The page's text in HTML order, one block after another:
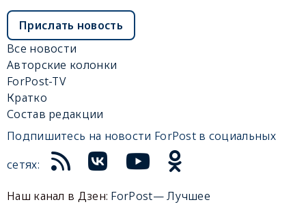
Прислать новость
Все новости
Авторские колонки
ForPost-TV
Кратко
Состав редакции
Подпишитесь на новости ForPost в социальных
сетях:
Наш канал в Дзен: ForPost— Лучшее